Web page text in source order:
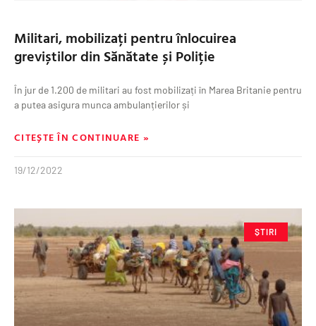
Militari, mobilizați pentru înlocuirea
greviștilor din Sănătate și Poliție
În jur de 1.200 de militari au fost mobilizați în Marea Britanie pentru
a putea asigura munca ambulanțierilor și
CITEȘTE ÎN CONTINUARE »
19/12/2022
ȘTIRI